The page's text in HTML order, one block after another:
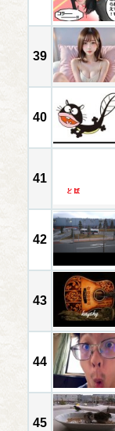
39
40
41
42
43
44
45